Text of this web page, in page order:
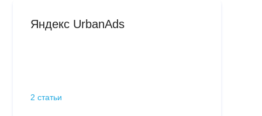
Яндекс UrbanAds
2 статьи